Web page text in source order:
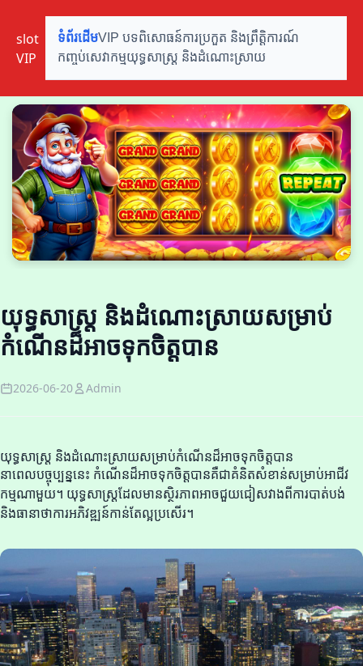
slot
VIP
ទំព័រដើមVIP បទពិសោធន៍ការប្រកួត និងព្រឹត្តិការណ៍
កញ្ចប់សេវាកម្មយុទ្ធសាស្ត្រ និងដំណោះស្រាយ
យុទ្ធសាស្ត្រ និងដំណោះស្រាយសម្រាប់
កំណើនដ៏អាចទុកចិត្តបាន
2026-06-20 Admin
យុទ្ធសាស្ត្រ និងដំណោះស្រាយសម្រាប់កំណើនដ៏អាចទុកចិត្តបាន
នាពេលបច្ចុប្បន្ននេះ កំណើនដ៏អាចទុកចិត្តបានគឺជាគំនិតសំខាន់សម្រាប់អាជីវ
កម្មណាមួយ។ យុទ្ធសាស្ត្រដែលមានស្ថិរភាពអាចជួយជៀសវាងពីការបាត់បង់
និងធានាថាការអភិវឌ្ឍន៍កាន់តែល្អប្រសើរ។